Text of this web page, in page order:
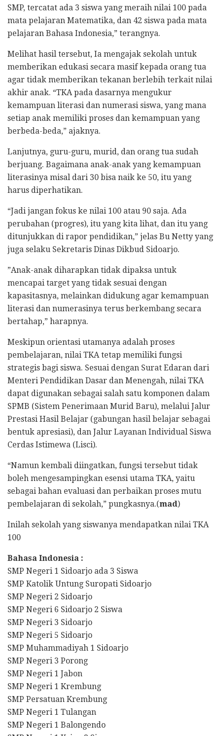
SMP, tercatat ada 3 siswa yang meraih nilai 100 pada
mata pelajaran Matematika, dan 42 siswa pada mata
pelajaran Bahasa Indonesia,” terangnya.
Melihat hasil tersebut, Ia mengajak sekolah untuk
memberikan edukasi secara masif kepada orang tua
agar tidak memberikan tekanan berlebih terkait nilai
akhir anak. “TKA pada dasarnya mengukur
kemampuan literasi dan numerasi siswa, yang mana
setiap anak memiliki proses dan kemampuan yang
berbeda-beda,” ajaknya.
​Lanjutnya, guru-guru, murid, dan orang tua sudah
berjuang. Bagaimana anak-anak yang kemampuan
literasinya misal dari 30 bisa naik ke 50, itu yang
harus diperhatikan.
“Jadi jangan fokus ke nilai 100 atau 90 saja. Ada
perubahan (progres), itu yang kita lihat, dan itu yang
ditunjukkan di rapor pendidikan,” jelas Bu Netty yang
juga selaku Sekretaris Dinas Dikbud Sidoarjo.
​”Anak-anak diharapkan tidak dipaksa untuk
mencapai target yang tidak sesuai dengan
kapasitasnya, melainkan didukung agar kemampuan
literasi dan numerasinya terus berkembang secara
bertahap,” harapnya.
​Meskipun orientasi utamanya adalah proses
pembelajaran, nilai TKA tetap memiliki fungsi
strategis bagi siswa. Sesuai dengan Surat Edaran dari
Menteri Pendidikan Dasar dan Menengah, nilai TKA
dapat digunakan sebagai salah satu komponen dalam
SPMB (Sistem Penerimaan Murid Baru), melalui Jalur
Prestasi Hasil Belajar (gabungan hasil belajar sebagai
bentuk apresiasi), dan Jalur Layanan Individual Siswa
Cerdas Istimewa (Lisci).
“Namun kembali diingatkan, fungsi tersebut tidak
boleh mengesampingkan esensi utama TKA, yaitu
sebagai bahan evaluasi dan perbaikan proses mutu
pembelajaran di sekolah,” pungkasnya.(mad)
Inilah sekolah yang siswanya mendapatkan nilai TKA
100
Bahasa Indonesia :
SMP Negeri 1 Sidoarjo ada 3 Siswa
SMP Katolik Untung Suropati Sidoarjo
SMP Negeri 2 Sidoarjo
SMP Negeri 6 Sidoarjo 2 Siswa
SMP Negeri 3 Sidoarjo
SMP Negeri 5 Sidoarjo
SMP Muhammadiyah 1 Sidoarjo
SMP Negeri 3 Porong
SMP Negeri 1 Jabon
SMP Negeri 1 Krembung
SMP Persatuan Krembung
SMP Negeri 1 Tulangan
SMP Negeri 1 Balongendo